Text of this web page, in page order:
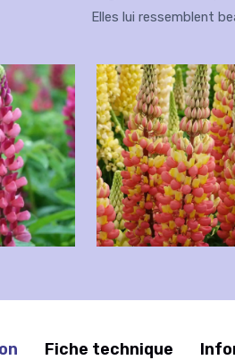
Elles lui ressemblent
Fiche technique